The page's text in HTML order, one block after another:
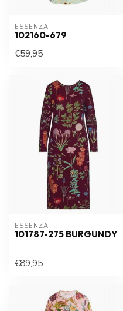
ESSENZA
102160-679
€59,95
ESSENZA
101787-275 BURGUNDY
€89,95